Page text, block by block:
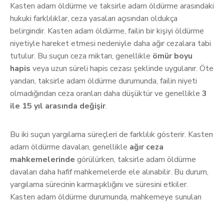
Kasten adam öldürme ve taksirle adam öldürme arasındaki
hukuki farklılıklar, ceza yasaları açısından oldukça
belirgindir. Kasten adam öldürme, failin bir kişiyi öldürme
niyetiyle hareket etmesi nedeniyle daha ağır cezalara tabi
tutulur. Bu suçun ceza miktarı, genellikle ömür boyu
hapis veya uzun süreli hapis cezası şeklinde uygulanır. Öte
yandan, taksirle adam öldürme durumunda, failin niyeti
olmadığından ceza oranları daha düşüktür ve genellikle 3
ile 15 yıl arasında değişir.
Bu iki suçun yargılama süreçleri de farklılık gösterir. Kasten
adam öldürme davaları, genellikle ağır ceza
mahkemelerinde görülürken, taksirle adam öldürme
davaları daha hafif mahkemelerde ele alınabilir. Bu durum,
yargılama sürecinin karmaşıklığını ve süresini etkiler.
Kasten adam öldürme durumunda, mahkemeye sunulan